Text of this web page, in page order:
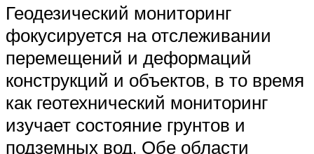
Геодезический мониторинг
фокусируется на отслеживании
перемещений и деформаций
конструкций и объектов, в то время
как геотехнический мониторинг
изучает состояние грунтов и
подземных вод. Обе области